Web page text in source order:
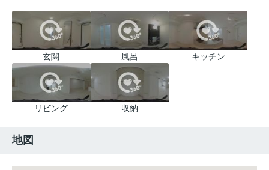
玄関 風呂 キッチン
リビング 収納
地図